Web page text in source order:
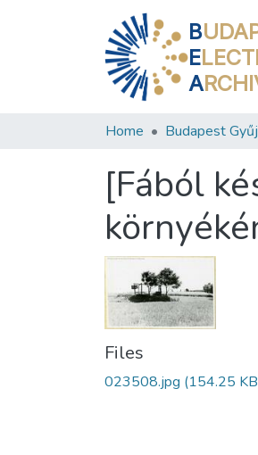
B
E
A
Home Budapest
[Fából
Files
023508.jpg (154.25